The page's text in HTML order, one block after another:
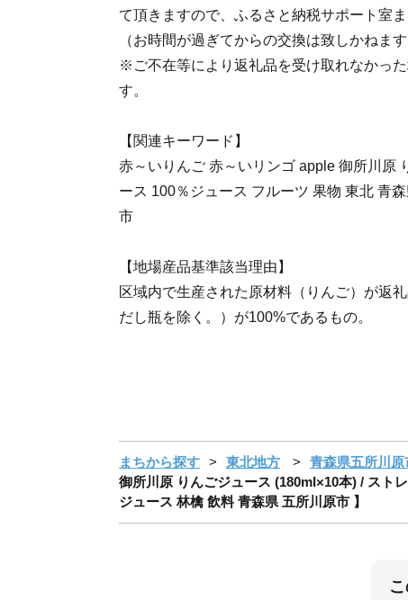
て頂きますので、ふるさと納税サポート室ま
（お時間が過ぎてからの交換は致しかねます
※ご不在等により返礼品を受け取れなかっ
す。
【関連キーワード】
赤～いりんご 赤～いリンゴ apple 御所川原
ース 100％ジュース フルーツ 果物 東北 青
市
【地場産品基準該当理由】
区域内で生産された原材料（りんご）が返
だし瓶を除く。）が100%であるもの。
まちから探す 東北地方 青森県五所川原
御所川原 りんごジュース (180ml×10本) / スト
ジュース 林檎 飲料 青森県 五所川原市 】